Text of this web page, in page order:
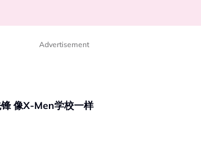
Advertisement
钟景辉离世 | 王祖蓝悼念恩师！赞对方是异类中的先锋 像X-Men学校一样